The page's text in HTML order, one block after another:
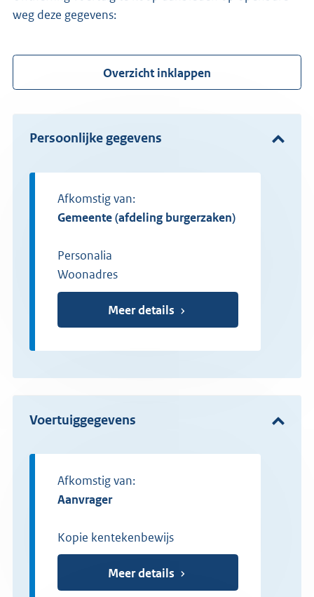
weg deze gegevens:
Overzicht inklappen
Persoonlijke gegevens
Afkomstig van:
gemeente (afdeling burgerzaken)
Personalia
Woonadres
Meer details
Voertuiggegevens
Afkomstig van:
aanvrager
Kopie kentekenbewijs
Meer details